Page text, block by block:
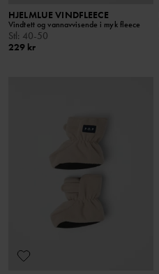
HJELMLUE VINDFLEECE
Vindtett og vannavvisende i myk fleece
Stl: 40-50
229 kr